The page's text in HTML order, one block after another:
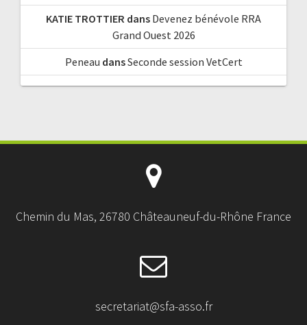
KATIE TROTTIER dans Devenez bénévole RRA
Grand Ouest 2026
Peneau dansSeconde session VetCert
Chemin du Mas, 26780 Châteauneuf-du-Rhône France
secretariat@sfa-asso.fr